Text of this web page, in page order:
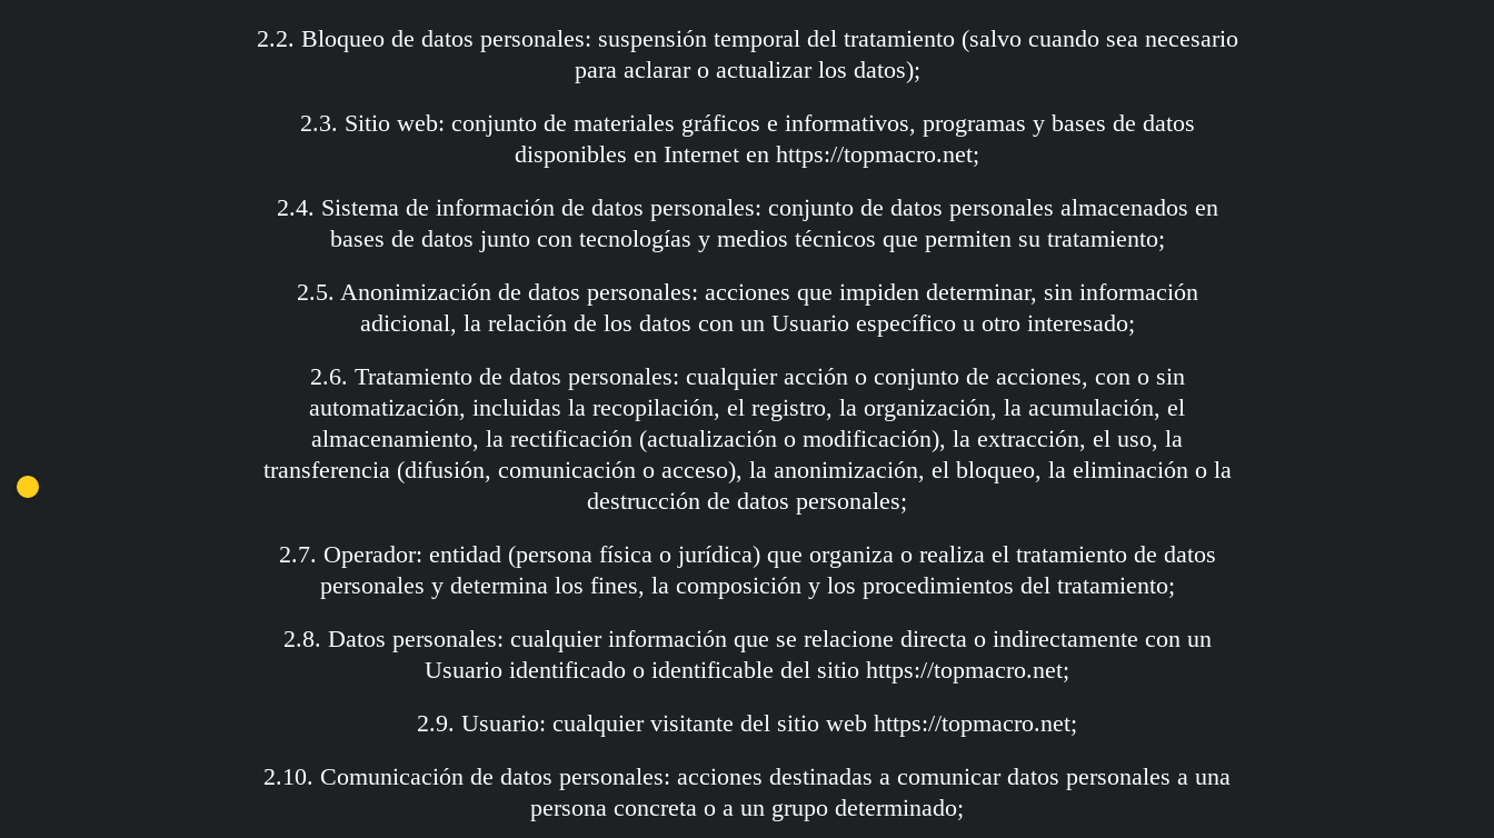
2.2. Bloqueo de datos personales: suspensión temporal del tratamiento (salvo cuando sea necesario
para aclarar o actualizar los datos);
2.3. Sitio web: conjunto de materiales gráficos e informativos, programas y bases de datos
disponibles en Internet en https://topmacro.net;
2.4. Sistema de información de datos personales: conjunto de datos personales almacenados en
bases de datos junto con tecnologías y medios técnicos que permiten su tratamiento;
2.5. Anonimización de datos personales: acciones que impiden determinar, sin información
adicional, la relación de los datos con un Usuario específico u otro interesado;
2.6. Tratamiento de datos personales: cualquier acción o conjunto de acciones, con o sin
automatización, incluidas la recopilación, el registro, la organización, la acumulación, el
almacenamiento, la rectificación (actualización o modificación), la extracción, el uso, la
transferencia (difusión, comunicación o acceso), la anonimización, el bloqueo, la eliminación o la
destrucción de datos personales;
2.7. Operador: entidad (persona física o jurídica) que organiza o realiza el tratamiento de datos
personales y determina los fines, la composición y los procedimientos del tratamiento;
2.8. Datos personales: cualquier información que se relacione directa o indirectamente con un
Usuario identificado o identificable del sitio https://topmacro.net;
2.9. Usuario: cualquier visitante del sitio web https://topmacro.net;
2.10. Comunicación de datos personales: acciones destinadas a comunicar datos personales a una
persona concreta o a un grupo determinado;